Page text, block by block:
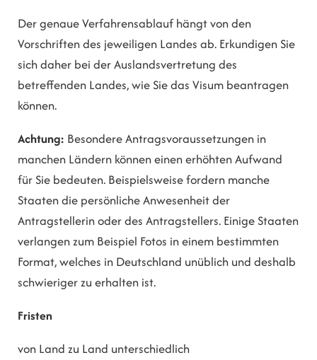
Der genaue Verfahrensablauf hängt von den
Vorschriften des jeweiligen Landes ab. Erkundigen Sie
sich daher bei der Auslandsvertretung des
betreffenden Landes, wie Sie das Visum beantragen
können.
Achtung: Besondere Antragsvoraussetzungen in
manchen Ländern können einen erhöhten Aufwand
für Sie bedeuten. Beispielsweise fordern manche
Staaten die persönliche Anwesenheit der
Antragstellerin oder des Antragstellers. Einige Staaten
verlangen zum Beispiel Fotos in einem bestimmten
Format, welches in Deutschland unüblich und deshalb
schwieriger zu erhalten ist.
Fristen
von Land zu Land unterschiedlich